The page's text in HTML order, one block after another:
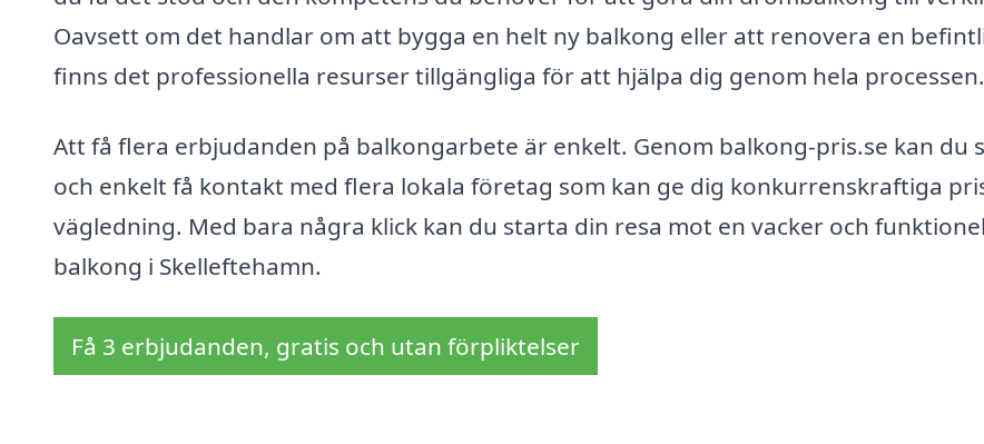
Oavsett om det handlar om att bygga en helt ny balkong eller att renovera en
finns det professionella resurser tillgängliga för att hjälpa dig genom hela processen.
Att få flera erbjudanden på balkongarbete är enkelt. Genom balkong-pris.se kan du
och enkelt få kontakt med flera lokala företag som kan ge dig konkurrenskraftiga
vägledning. Med bara några klick kan du starta din resa mot en vacker och
balkong i Skelleftehamn.
Få 3 erbjudanden, gratis och utan förpliktelser